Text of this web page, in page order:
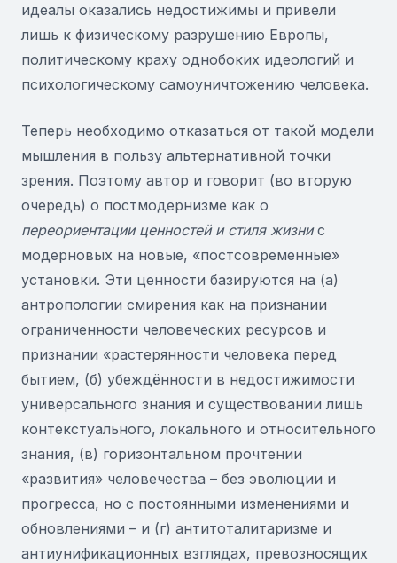
идеалы оказались недостижимы и привели
лишь к физическому разрушению Европы,
политическому краху однобоких идеологий и
психологическому самоуничтожению человека.
Теперь необходимо отказаться от такой модели
мышления в пользу альтернативной точки
зрения. Поэтому автор и говорит (во вторую
очередь) о постмодернизме как о
переориентации ценностей и стиля жизнис
модерновых на новые, «постсовременные»
установки. Эти ценности базируются на (а)
антропологии смирения как на признании
ограниченности человеческих ресурсов и
признании «растерянности человека перед
бытием, (б) убеждённости в недостижимости
универсального знания и существовании лишь
контекстуального, локального и относительного
знания, (в) горизонтальном прочтении
«развития» человечества – без эволюции и
прогресса, но с постоянными изменениями и
обновлениями – и (г) антитоталитаризме и
антиунификационных взглядах, превозносящих